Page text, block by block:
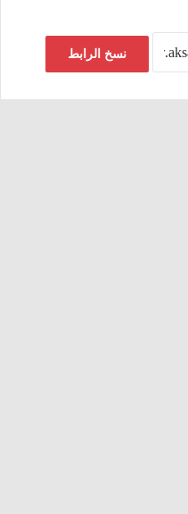
نسخ الرابط